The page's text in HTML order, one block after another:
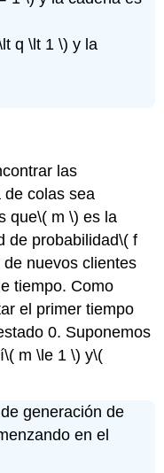
q \lt 1 \) y la
las
de colas sea
que\( m \) es la
de probabilidad\( f
nuevos clientes
tiempo. Como
el primer tiempo
0. Suponemos
\( m \le 1 \) y\(
generación de
en el